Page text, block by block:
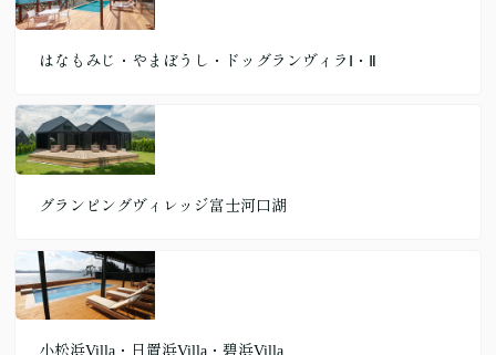
はなもみじ・やまぼうし・ドッグランヴィラⅠ・Ⅱ
グランピングヴィレッジ富士河口湖
小松浜Villa・日置浜Villa・碧浜Villa